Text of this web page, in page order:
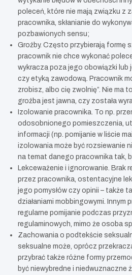
poleceń, które nie mają związku z
pracownika, skłanianie do
pozbawionych sensu;
Groźby. Często przybierają formę
pracownik nie chce wykonać
wykracza poza jego obowiązki lub
czy etyką zawodową. Pracownik
zrobisz, albo cię zwolnię”. Nie ma
groźba jest jawna, czy została
Izolowanie pracownika. To np.
odosobnionego pomieszczenia,
informacji (np. pomijanie w liście
izolowania może być rozsiewanie
na temat danego pracownika tak,
Lekceważenie i ignorowanie. Brak
przez pracownika, ostentacyjne
jego pomysłów czy opinii – także
działaniami mobbingowymi. Innym
regularne pomijanie podczas
regulaminowych, mimo że osoba
Zachowania o podtekście
seksualne może, oprócz
przybrać także różne formy
być niewybredne i niedwuznaczne